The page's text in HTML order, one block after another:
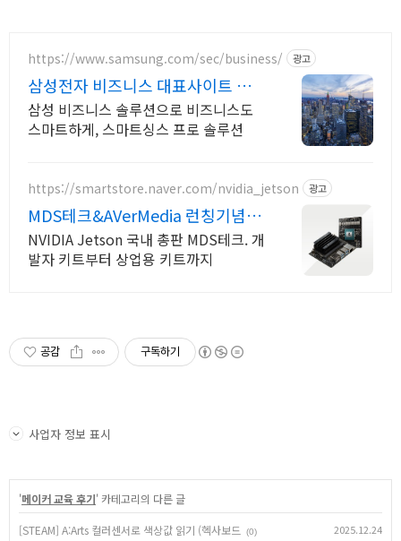
https://www.samsung.com/sec/business/ 광고
삼성전자 비즈니스 대표사이트 본
사 공식 운영 견적문의
삼성 비즈니스 솔루션으로 비즈니스도
스마트하게, 스마트싱스 프로 솔루션
https://smartstore.naver.com/nvidia_jetson 광고
MDS테크&AVerMedia 런칭기념할
인이벤트
NVIDIA Jetson 국내 총판 MDS테크. 개
발자 키트부터 상업용 키트까지
공감 구독하기
사업자 정보 표시
'메이커 교육 후기' 카테고리의 다른 글
[STEAM] A:Arts 컬러센서로 색상값 읽기 (헥사보드 (0) 2025.12.24